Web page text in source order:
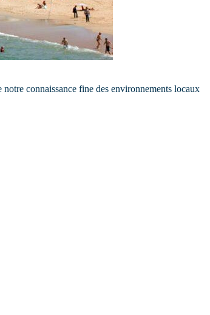
connaissance fine des environnements locaux